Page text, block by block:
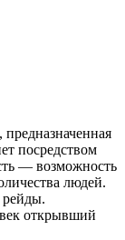
посредством
— возможность
людей.
рейды.
открывший